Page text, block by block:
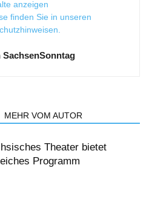
anzeigen
finden Sie in unseren
SachsenSonntag
MEHR VOM AUTOR
Theater bietet
Programm